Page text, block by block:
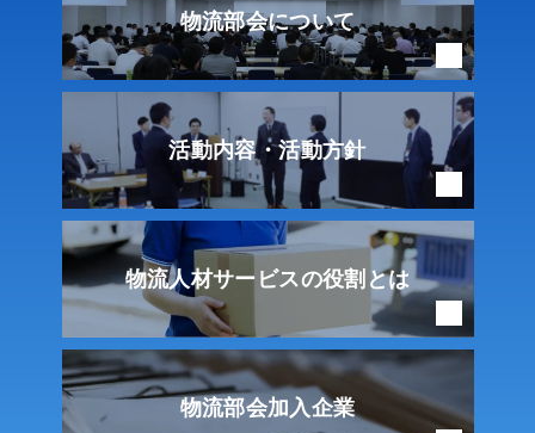
物流部会について
活動内容・活動方針
物流人材サービスの役割とは
物流部会加入企業